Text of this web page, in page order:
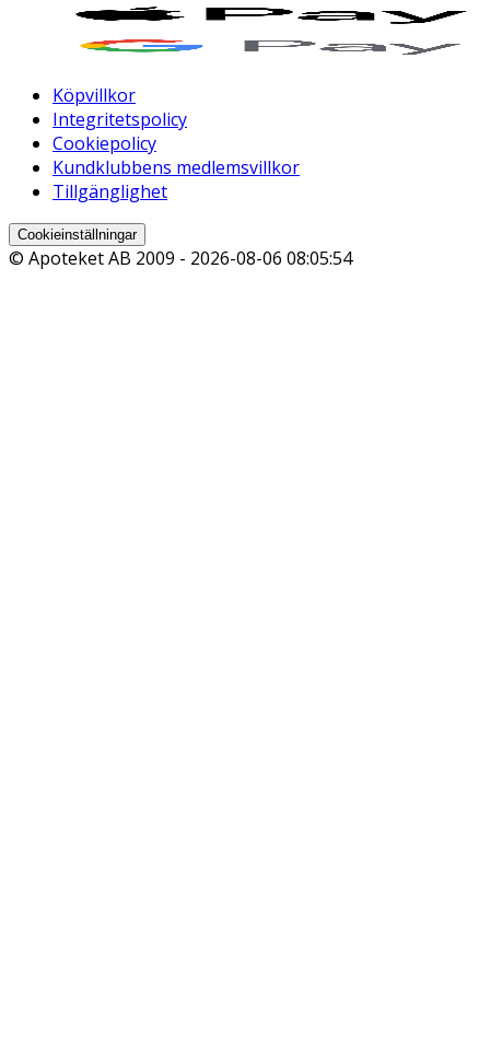
Köpvillkor
Integritetspolicy
Cookiepolicy
Kundklubbens medlemsvillkor
Tillgänglighet
Cookieinställningar
© Apoteket AB 2009 - 2026-08-06 08:05:54